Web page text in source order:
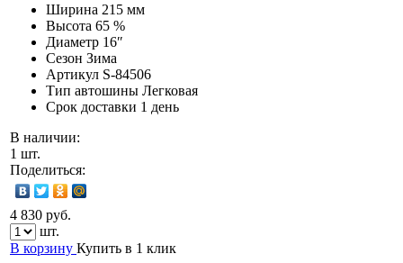
Ширина 215 мм
Высота 65 %
Диаметр 16″
Сезон Зима
Артикул S-84506
Тип автошины Легковая
Срок доставки 1 день
В наличии:
1 шт.
Поделиться:
4 830 руб.
шт.
В корзину Купить в 1 клик